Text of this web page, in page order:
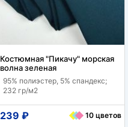
Костюмная "Пикачу" морская
волна зеленая
95% полиэстер, 5% спандекс;
232 гр/м2
239 ₽ 10 цветов